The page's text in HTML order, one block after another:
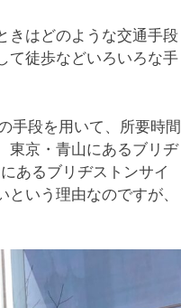
きはどのような交通手段
て徒歩などいろいろな手
手段を用いて、所要時間
東京・青山にあるブリヂ
あるブリヂストンサイ
いう理由なのですが、